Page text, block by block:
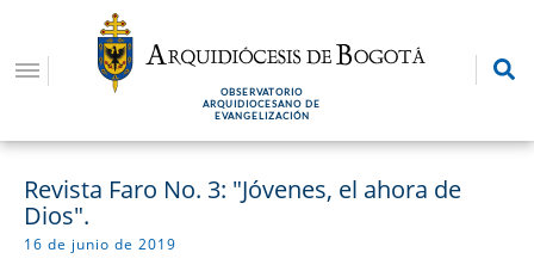
contenido
OBSERVATORIO
ARQUIDIOCESANO DE
EVANGELIZACIÓN
Revista Faro No. 3: "Jóvenes, el ahora de
Dios".
16 de junio de 2019